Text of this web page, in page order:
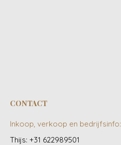
CONTACT
Inkoop, verkoop en bedrijfsinfo:
Thijs: +31 622989501